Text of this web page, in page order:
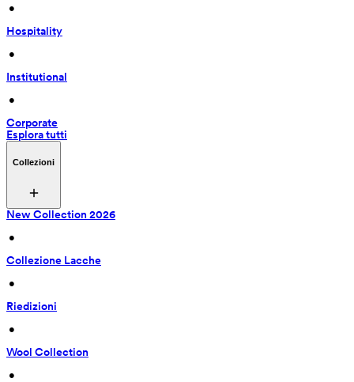
•
Hospitality
•
Institutional
•
Corporate
Esplora tutti
Collezioni
New Collection 2026
•
Collezione Lacche
•
Riedizioni
•
Wool Collection
•